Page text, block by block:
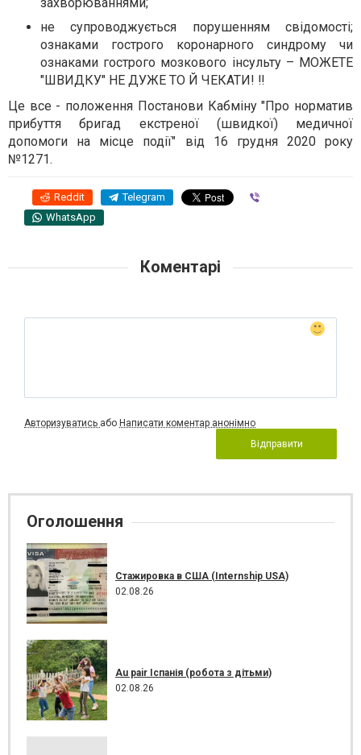
не супроводжується порушенням свідомості;
ознаками гострого коронарного синдрому чи
ознаками гострого мозкового інсульту – МОЖЕТЕ
"ШВИДКУ" НЕ ДУЖЕ ТО Й ЧЕКАТИ! ‼️
Це все - положення Постанови Кабміну "Про норматив
прибуття бригад екстреної (швидкої) медичної
допомоги на місце події" від 16 грудня 2020 року
№1271.
Reddit Telegram
WhatsApp
Коментарі
Авторизуватись або Написати коментар анонімно
Відправити
Оголошення
Стажировка в США (Internship USA)
02.08.26
Au pair Іспанія (робота з дітьми)
02.08.26